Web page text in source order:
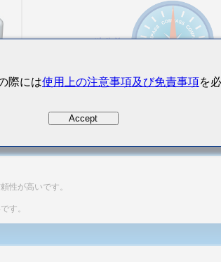
狭公差
性が高いです。
す。
際には使用上の注意事項及び免責事項を
Accept